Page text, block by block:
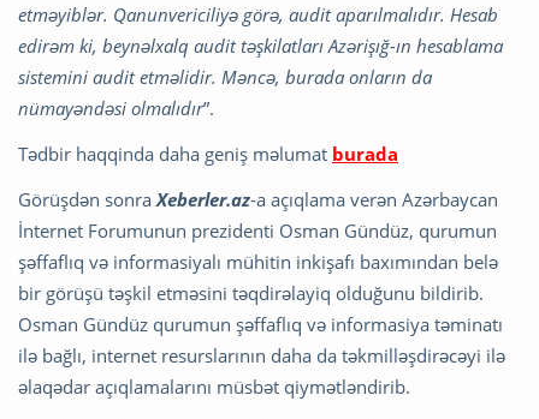
etməyiblər. Qanunvericiliyə görə, audit aparılmalıdır. Hesab
edirəm ki, beynəlxalq audit təşkilatları Azərişığ-ın hesablama
sistemini audit etməlidir. Məncə, burada onların da
nümayəndəsi olmalıdır”.
Tədbir haqqinda daha geniş məlumat burada
Görüşdən sonraXeberler.az-a açıqlama verən Azərbaycan
İnternet Forumunun prezidenti Osman Gündüz, qurumun
şəffaflıq və informasiyalı mühitin inkişafı baxımından belə
bir görüşü təşkil etməsini təqdirəlayiq olduğunu bildirib.
Osman Gündüz qurumun şəffaflıq və informasiya təminatı
ilə bağlı, internet resurslarının daha da təkmilləşdirəcəyi ilə
əlaqədar açıqlamalarını müsbət qiymətləndirib.